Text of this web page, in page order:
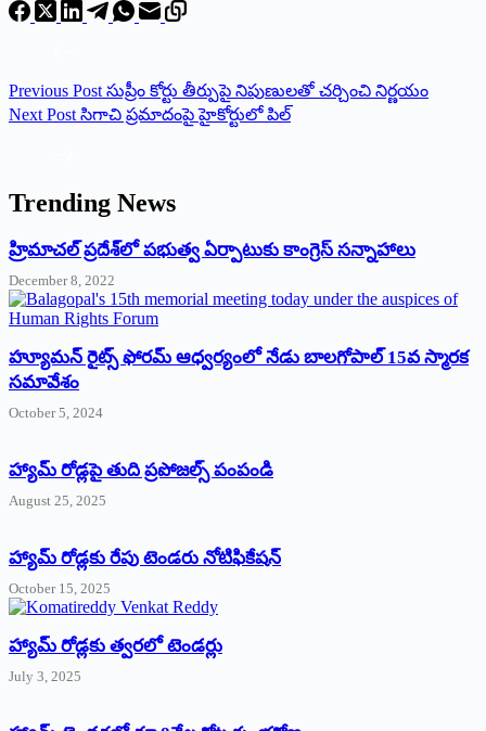
Previous Post సుప్రీం కోర్టు తీర్పుపై నిపుణులతో చర్చించి నిర్ణయం
Next Post సిగాచి ప్రమాదంపై హైకోర్టులో పిల్‌
Trending News
‌హ్రిమాచల్‌ ‌ప్రదేశ్‌లో పభుత్వ ఏర్పాటుకు కాంగ్రెస్‌ ‌సన్నాహాలు
December 8, 2022
హ్యూమన్‌ రైట్స్‌ ఫోరమ్‌ ఆధ్వర్యంలో నేడు బాలగోపాల్‌ 15వ స్మారక
సమావేశం
October 5, 2024
హ్యామ్‌ రోడ్లపై తుది ప్రపోజల్స్‌ పంపండి
August 25, 2025
హ్యామ్‌ రోడ్లకు రేపు టెండరు నోటిఫికేషన్‌
October 15, 2025
హ్యామ్‌ రోడ్లకు త్వరలో టెండర్లు
July 3, 2025